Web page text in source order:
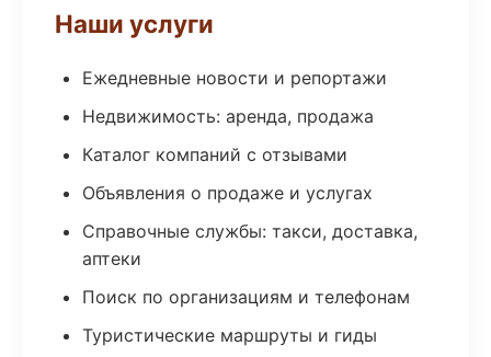
Наши услуги
Ежедневные новости и репортажи
Недвижимость: аренда, продажа
Каталог компаний с отзывами
Объявления о продаже и услугах
Справочные службы: такси, доставка,
аптеки
Поиск по организациям и телефонам
Туристические маршруты и гиды